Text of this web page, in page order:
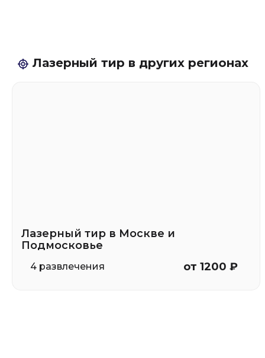
Лазерный тир в других регионах
Лазерный тир в Москве и
Подмосковье
4 развлечения от 1200 ₽